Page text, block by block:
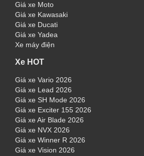
Giá xe Moto
Giá xe Kawasaki
Giá xe Ducati
Giá xe Yadea
Xe máy điện
Xe HOT
Giá xe Vario 2026
Giá xe Lead 2026
Giá xe SH Mode 2026
Giá xe Exciter 155 2026
Giá xe Air Blade 2026
Giá xe NVX 2026
Giá xe Winner R 2026
Giá xe Vision 2026